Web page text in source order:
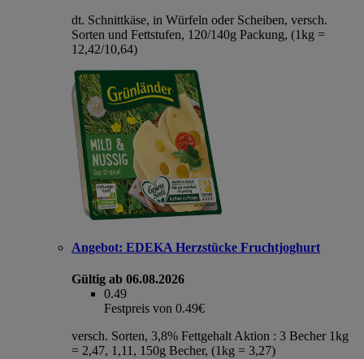
dt. Schnittkäse, in Würfeln oder Scheiben, versch.
Sorten und Fettstufen, 120/140g Packung, (1kg =
12,42/10,64)
Angebot: EDEKA Herzstücke Fruchtjoghurt
Gültig ab 06.08.2026
0.49
Festpreis von 0.49€
versch. Sorten, 3,8% Fettgehalt Aktion : 3 Becher 1kg
= 2,47, 1,11, 150g Becher, (1kg = 3,27)